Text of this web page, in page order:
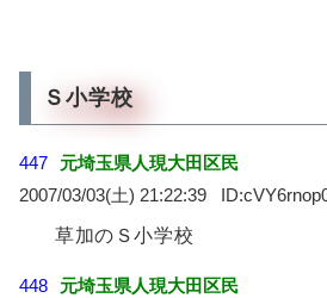
Ｓ小学校
447
元埼玉県人現大田区民
2007/03/03(土) 21:22:39
草加のＳ小学校
448
元埼玉県人現大田区民